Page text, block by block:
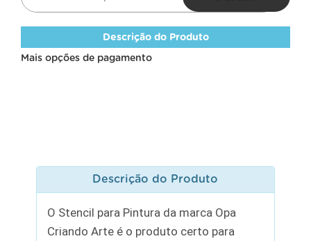
Descrição do Produto
Mais opções de pagamento
Descrição do Produto
O Stencil para Pintura da marca Opa
Criando Arte é o produto certo para